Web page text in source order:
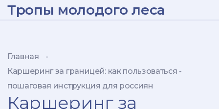
Тропы молодого леса
Главная
-
Каршеринг за границей: как пользоваться -
пошаговая инструкция для россиян
Каршеринг за